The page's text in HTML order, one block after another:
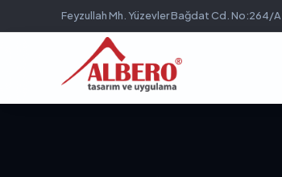
Feyzullah Mh. Yüzevler Bağdat Cd. No:264/